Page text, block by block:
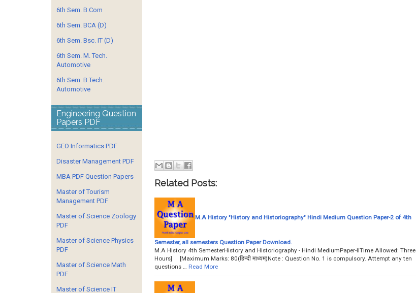
Related Posts:
M.A History "History and Historiography" Hindi Medium Question Paper-2 of 4th
Semester, all semesters Question Paper Download.
M.A History 4th SemesterHistory and Historiography - Hindi MediumPaper-IITime Allowed: Three
Hours] [Maximum Marks: 80(हिन्दी माध्यम)Note : Question No. 1 is compulsory. Attempt any ten
questions …
Read More
6th Sem. B.Com
6th Sem. BCA (D)
6th Sem. Bsc. IT (D)
6th Sem. M. Tech.
Automotive
6th Sem. B.Tech.
Automotive
Engineering Question
Papers PDF
GEO Informatics PDF
Disaster Management PDF
MBA PDF Question Papers
Master of Tourism
Management PDF
Master of Science Zoology
PDF
Master of Science Physics
PDF
Master of Science Math
PDF
Master of Science IT